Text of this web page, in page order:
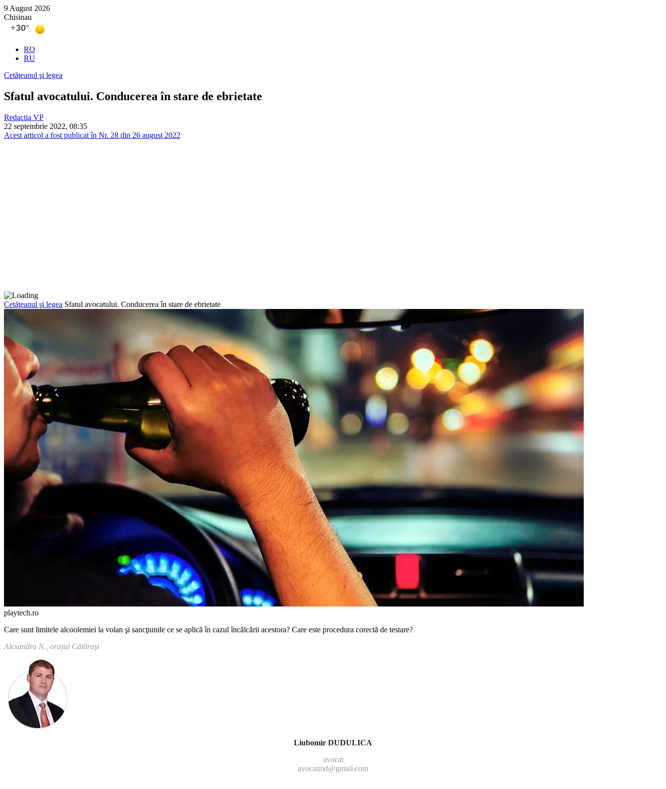
9 August 2026
Chisinau
RO
RU
Cetăţeanul şi legea
Sfatul avocatului. Conducerea în stare de ebrietate
Redactia VP
22 septembrie 2022, 08:35
Acest articol a fost publicat în Nr. 28 din 26 august 2022
Cetăţeanul şi legea Sfatul avocatului. Conducerea în stare de ebrietate
playtech.ro
Care sunt limitele alcoolemiei la volan şi sancţiuni­le ce se aplică în cazul încălcării acestora? Care este procedura corectă de testare?
Alexandru N., orașul Călăraşi
Liubomir DUDULICA
avocat
avocatmd@gmail.com